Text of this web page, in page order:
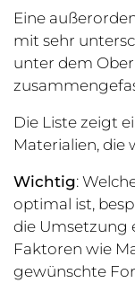
Eine
mit sehr
unter dem
Die Liste zeigt
Materialien, die
Wichtig:
optimal ist,
die Umsetzung
Faktoren wie
gewünschte